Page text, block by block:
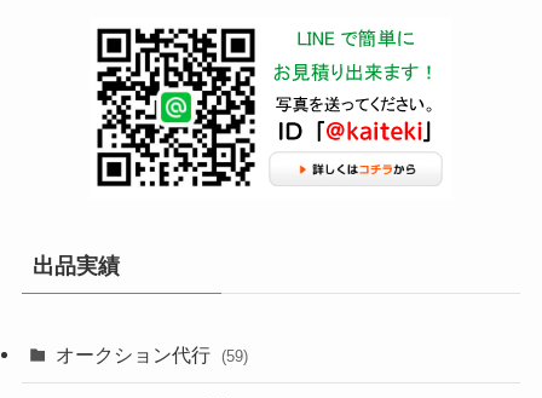
出品実績
オークション代行 (59)